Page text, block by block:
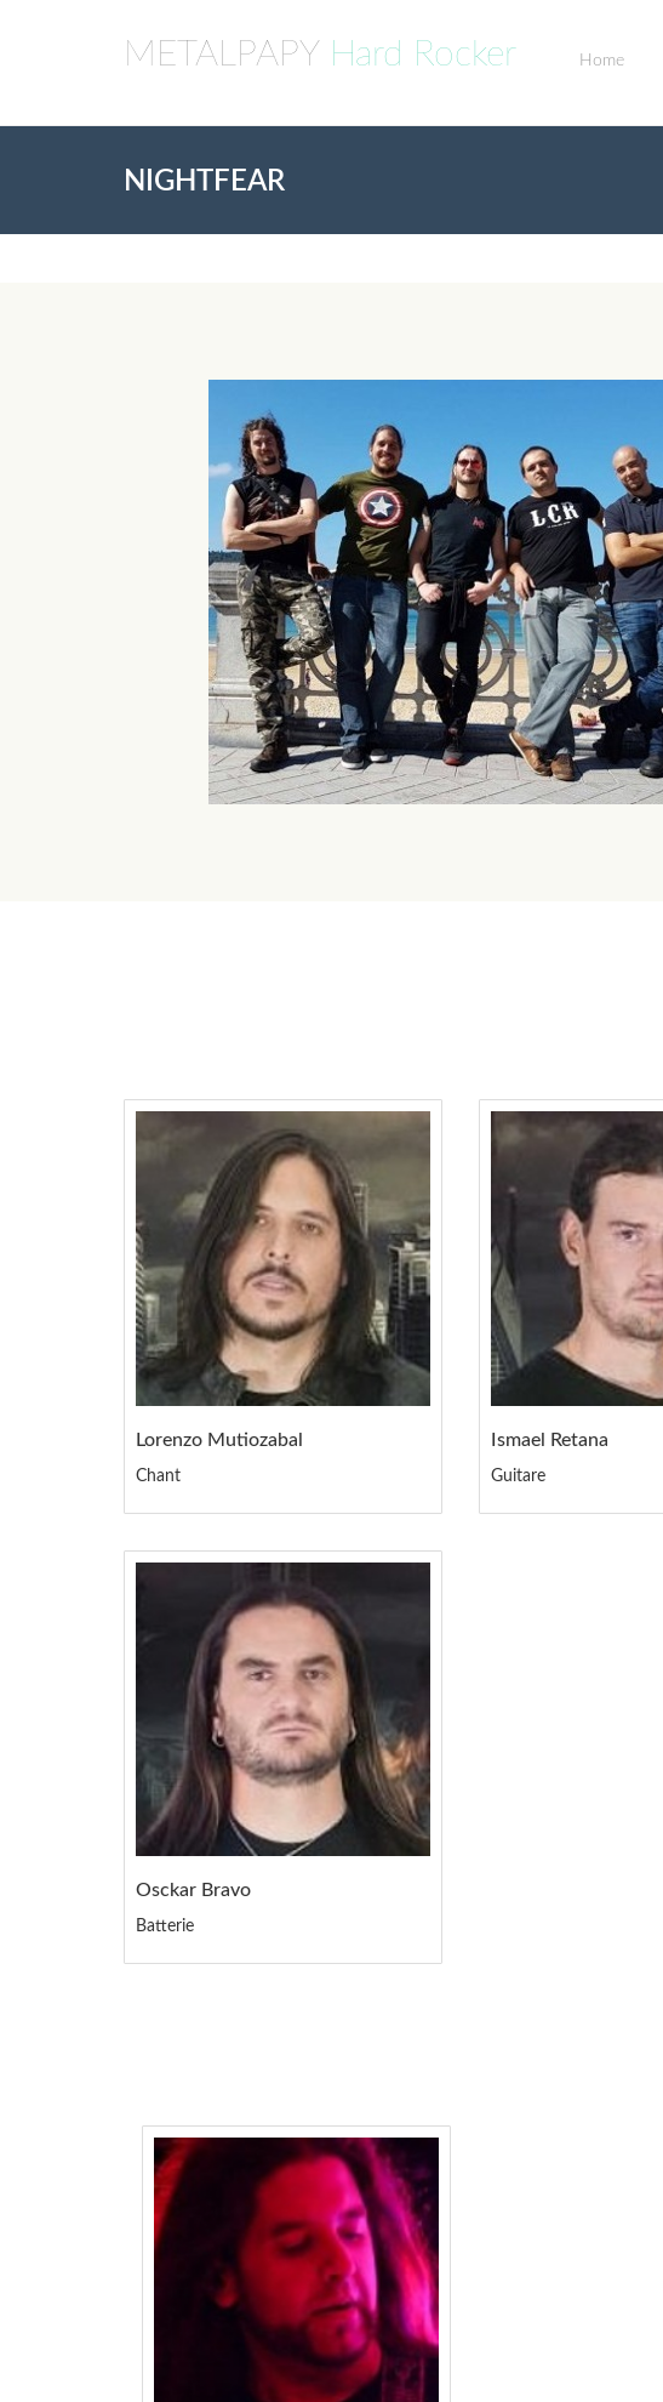
METALPAPY Hard Rocker Home
NIGHTFEAR
Lorenzo Mutiozabal
Chant
Ismael Retana
Guitare
Osckar Bravo
Batterie